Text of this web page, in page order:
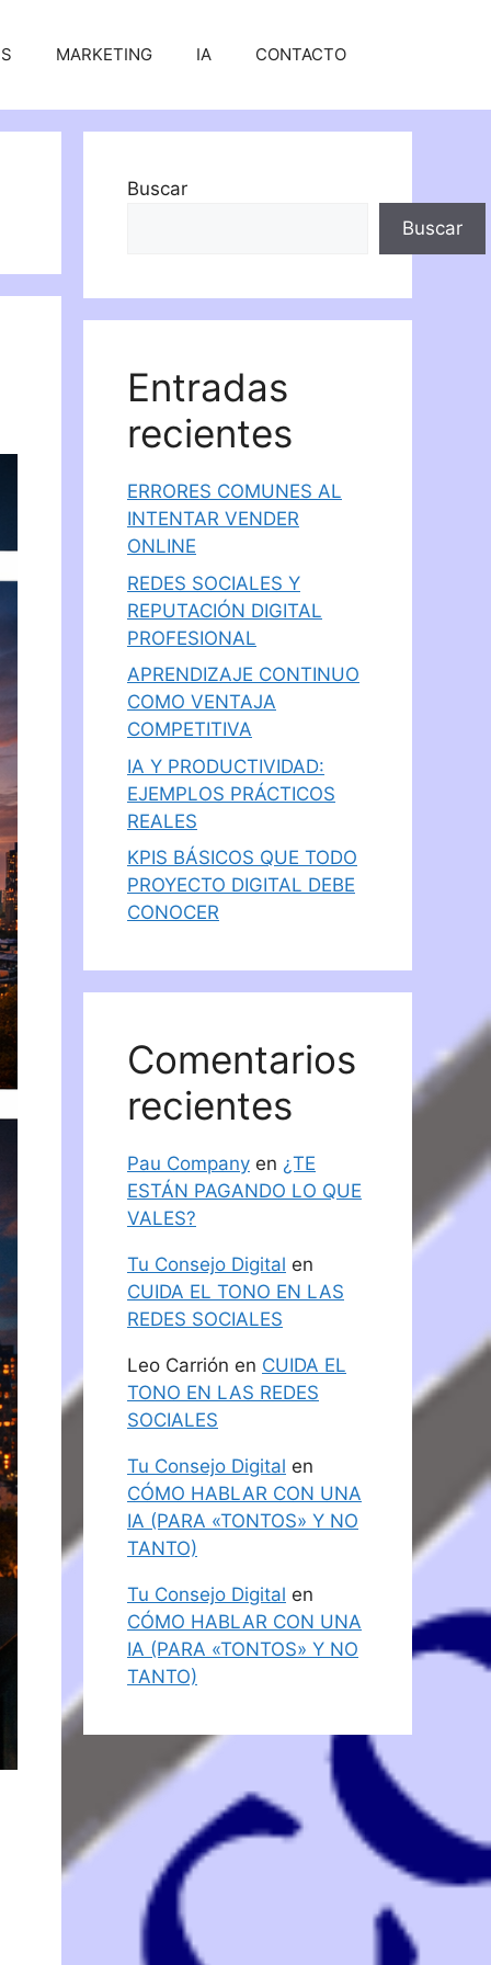
MARKETING IA CONTACTO
Buscar
Buscar
Entradas
recientes
ERRORES COMUNES AL
INTENTAR VENDER
ONLINE
REDES SOCIALES Y
REPUTACIÓN DIGITAL
PROFESIONAL
APRENDIZAJE CONTINUO
COMO VENTAJA
COMPETITIVA
IA Y PRODUCTIVIDAD:
EJEMPLOS PRÁCTICOS
REALES
KPIS BÁSICOS QUE TODO
PROYECTO DIGITAL DEBE
CONOCER
Comentarios
recientes
Pau Company en ¿TE
ESTÁN PAGANDO LO QUE
VALES?
Tu Consejo Digital en
CUIDA EL TONO EN LAS
REDES SOCIALES
Leo Carrión en CUIDA EL
TONO EN LAS REDES
SOCIALES
Tu Consejo Digital en
CÓMO HABLAR CON UNA
IA (PARA «TONTOS» Y NO
TANTO)
Tu Consejo Digital en
CÓMO HABLAR CON UNA
IA (PARA «TONTOS» Y NO
TANTO)